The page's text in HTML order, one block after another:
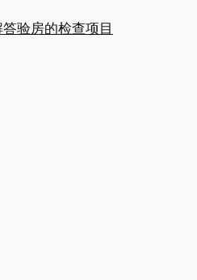
答验房的检查项目